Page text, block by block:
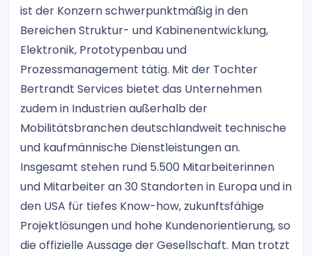
ist der Konzern schwerpunktmäßig in den
Bereichen Struktur- und Kabinenentwicklung,
Elektronik, Prototypenbau und
Prozessmanagement tätig. Mit der Tochter
Bertrandt Services bietet das Unternehmen
zudem in Industrien außerhalb der
Mobilitätsbranchen deutschlandweit technische
und kaufmännische Dienstleistungen an.
Insgesamt stehen rund 5.500 Mitarbeiterinnen
und Mitarbeiter an 30 Standorten in Europa und in
den USA für tiefes Know-how, zukunftsfähige
Projektlösungen und hohe Kundenorientierung, so
die offizielle Aussage der Gesellschaft. Man trotzt